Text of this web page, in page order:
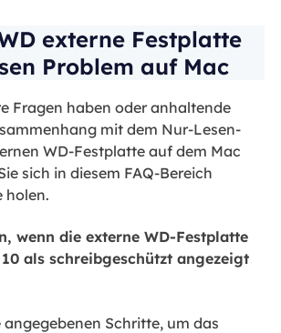
externe Festplatte
Problem auf Mac
Fragen haben oder anhaltende
mit dem Nur-Lesen-
WD-Festplatte auf dem Mac
sich in diesem FAQ-Bereich
holen.
wenn die externe WD-Festplatte
als schreibgeschützt angezeigt
angegebenen Schritte, um das